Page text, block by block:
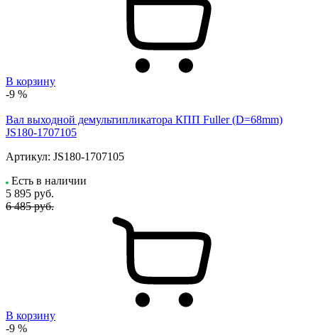
В корзину
-9 %
Вал выходной демультипликатора КПП Fuller (D=68mm)
JS180-1707105
Артикул: JS180-1707105
Есть в наличии
5 895 руб.
6 485 руб.
В корзину
-9 %